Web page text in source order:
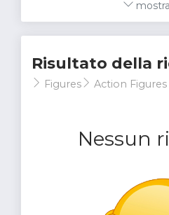
Risultato della
Figures Action Figures
Nessun